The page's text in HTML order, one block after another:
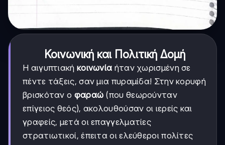
Κοινωνική και Πολιτική Δομή
Η αιγυπτιακή κοινωνία ήταν χωρισμένη σε
πέντε τάξεις, σαν μια πυραμίδα! Στην κορυφή
βρισκόταν ο φαραώ (που θεωρούνταν
επίγειος θεός), ακολουθούσαν οι ιερείς και
γραφείς, μετά οι επαγγελματίες
στρατιωτικοί, έπειτα οι ελεύθεροι πολίτες